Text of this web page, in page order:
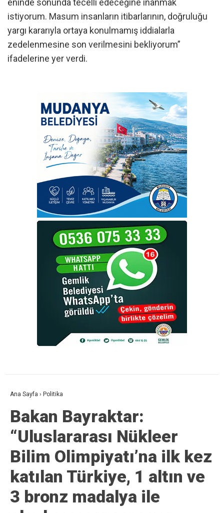
istiyorum. Masum insanların itibarlarının, doğruluğu
yargı kararıyla ortaya konulmamış iddialarla
zedelenmesine son verilmesini bekliyorum”
ifadelerine yer verdi.
Ana Sayfa › Politika
Bakan Bayraktar:
“Uluslararası Nükleer
Bilim Olimpiyatı’na ilk kez
katılan Türkiye, 1 altın ve
3 bronz madalya ile